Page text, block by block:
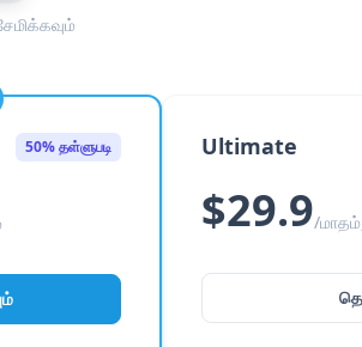
50% தள்ளுபடி Ultimate
$29.9/